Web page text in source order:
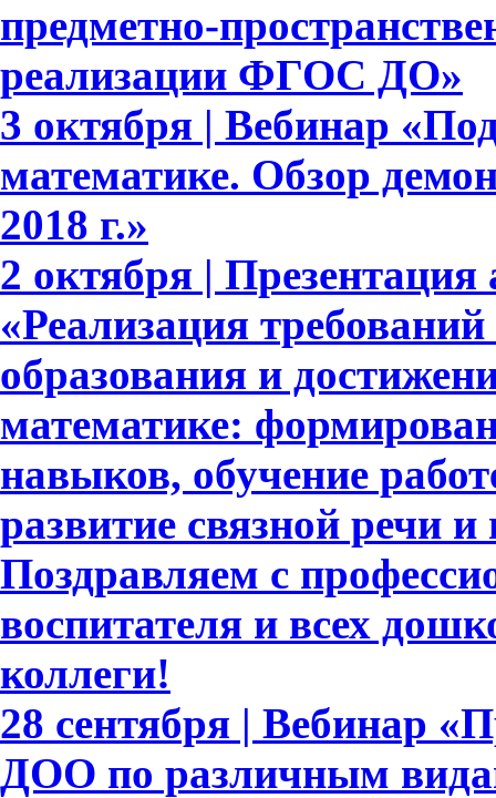
предметно-
реализации ФГОС ДО»
3 октября | Вебинар
математике. Обзор
2018 г.»
2 октября | Презентация
«Реализация
образования и
математике:
навыков, обучение
развитие связной речи
Поздравляем с
воспитателя и всех
коллеги!
28 сентября | Вебинар
ДОО по различным